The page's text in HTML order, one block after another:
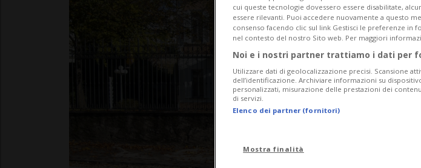
cui queste tecnologie dovessero essere disabilitate,
essere rilevanti. Puoi accedere nuovamente a questo
consenso facendo clic sul link Gestisci le preferenze in
nel contesto del nostro Sito web. Per maggiori
Noi e i nostri partner trattiamo i dati per
Utilizzare dati di geolocalizzazione precisi. Scansione
dell’identificazione. Archiviare informazioni su
personalizzati, misurazione delle prestazioni dei
di servizi.
Elenco dei partner (fornitori)
Mostra finalità